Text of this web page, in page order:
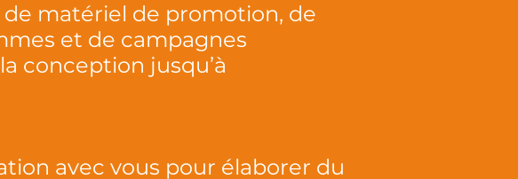
matériel de promotion, de
et de campagnes
conception jusqu’à
avec vous pour élaborer du